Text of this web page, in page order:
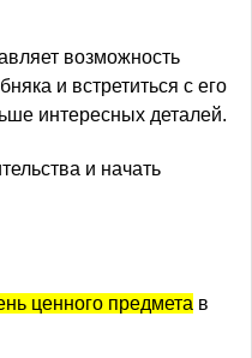
возможность
и встретиться с его
интересных деталей.
и начать
ценного предмета в